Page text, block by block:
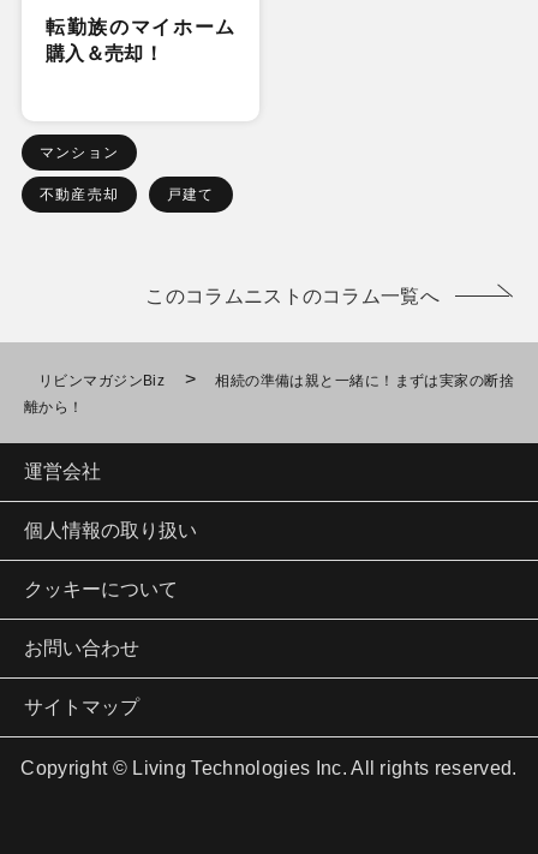
転勤族のマイホーム
購入＆売却！
マンション
不動産売却 戸建て
このコラムニストのコラム一覧へ
リビンマガジンBiz >
相続の準備は親と一緒に！まずは実家の断捨
離から！
運営会社
個人情報の取り扱い
クッキーについて
お問い合わせ
サイトマップ
Copyright © Living Technologies Inc. All rights reserved.